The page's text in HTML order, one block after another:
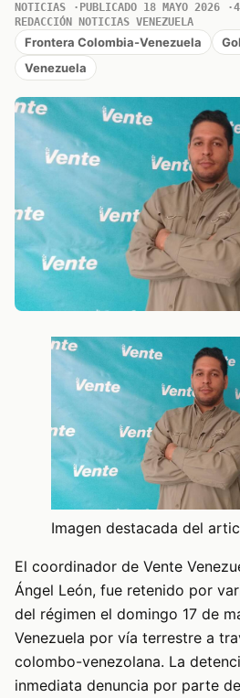
NOTICIAS PUBLICADO 18 MAYO 2026
REDACCIÓN NOTICIAS VENEZUELA
Frontera Colombia-Venezuela
Venezuela
Imagen destacada del
El coordinador de Vente
Ángel León, fue retenido por
del régimen el domingo 17 de
Venezuela por vía terrestre a
colombo-venezolana. La
inmediata denuncia por parte